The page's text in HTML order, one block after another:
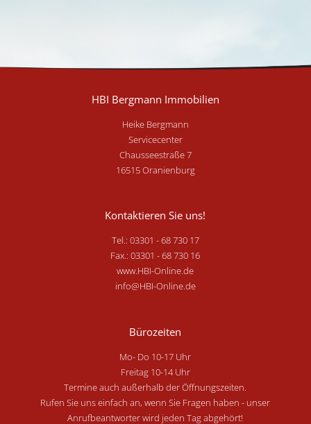
HBI Bergmann Immobilien
Heike Bergmann
Servicecenter
Chausseestraße 7
16515 Oranienburg
Kontaktieren Sie uns!
Tel.: 03301 - 68 730 17
Fax.: 03301 - 68 730 16
www.HBI-Online.de
info@HBI-Online.de
Bürozeiten
Mo- Do 10-17 Uhr
Freitag 10-14 Uhr
Termine auch außerhalb der Öffnungszeiten.
Rufen Sie uns einfach an, wenn Sie Fragen haben - unser
Anrufbeantworter wird jeden Tag abgehört!